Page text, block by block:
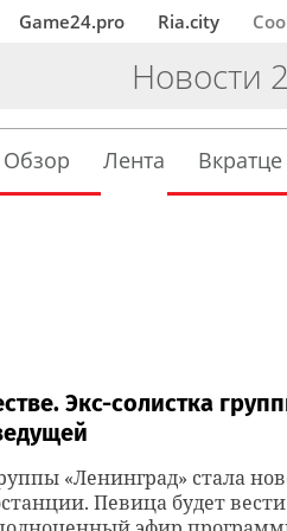
Game24.pro Ria.city
Новости
Обзор Лента Вкратце
Экс-солистка
«Ленинград» стала
Певица будет